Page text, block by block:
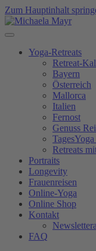
Zum Hauptinhalt
Yoga-Retreats
Retreat-
Bayern
Österreich
Mallorca
Italien
Fernost
Genuss
Retreats
Portraits
Longevity
Frauenreisen
Online-Yoga
Online Shop
Kontakt
FAQ